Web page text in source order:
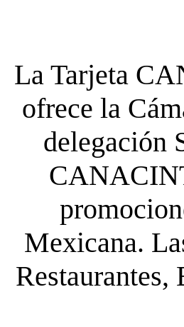
La Tarjeta
ofrece la
delegación
Mexicana.
Restaurantes,